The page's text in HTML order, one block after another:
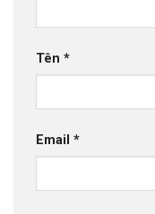
Tên *
Email *